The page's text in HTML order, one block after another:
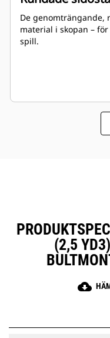
De genomträngande,
material i skopan –
spill.
(2,5
cloud_download